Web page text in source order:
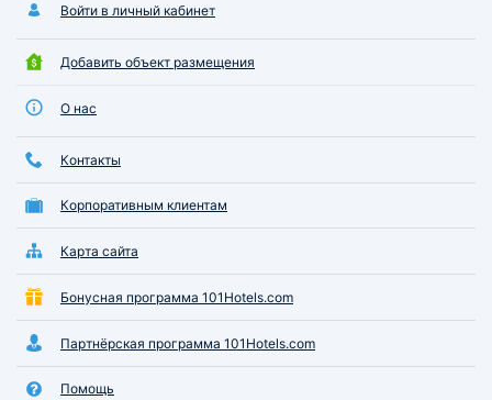
Войти в личный кабинет
Добавить объект размещения
О нас
Контакты
Корпоративным клиентам
Карта сайта
Бонусная программа 101Hotels.com
Партнёрская программа 101Hotels.com
Помощь